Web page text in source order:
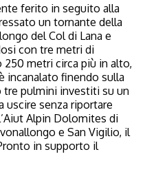
ferito in seguito alla
un tornante della
del Col di Lana e
con tre metri di
metri circa più in alto,
incanalato finendo sulla
tre pulmini investiti su un
uscire senza riportare
Alpin Dolomites di
e San Vigilio, il
in supporto il